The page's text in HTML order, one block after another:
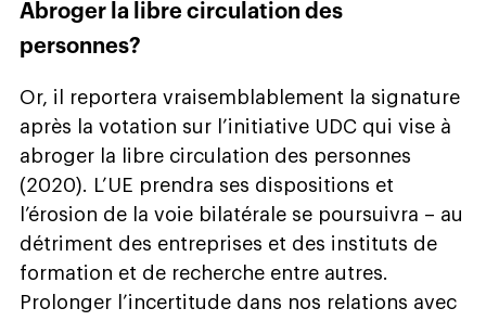
Abroger la libre circulation des
personnes?
Or, il reportera vraisemblablement la signature
après la votation sur l’initiative UDC qui vise à
abroger la libre circulation des personnes
(2020). L’UE prendra ses dispositions et
l’érosion de la voie bilatérale se poursuivra – au
détriment des entreprises et des instituts de
formation et de recherche entre autres.
Prolonger l’incertitude dans nos relations avec